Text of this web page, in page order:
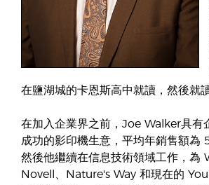
在鹽湖城的卡恩斯高中就讀，然後就
在加入企業界之前，Joe Walker具有
成功的影印機生意，平均年銷售額為
然後他繼續在信息技術領域工作，為
Novell、Nature's Way 和現在的